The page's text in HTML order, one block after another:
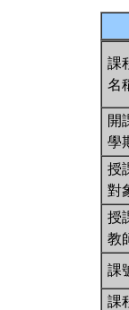
課
名
開
學
授
對
授
教
課
課